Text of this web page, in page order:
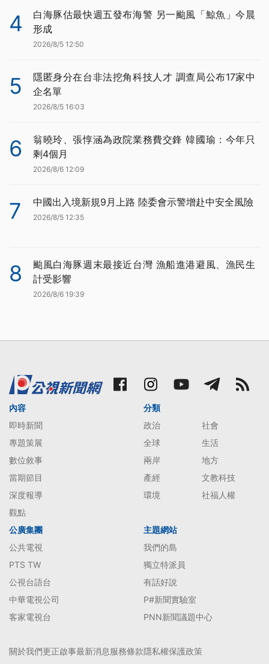
4
白海豚估最快週五發布海警 另一颱風「鯨魚」今晨
形成
2026/8/5 12:50
5
隱匿身分在台非法挖角科技人才 調查局公布17家中
企名單
2026/8/5 16:03
6
翁曉玲、張惇涵為政院業務費交鋒 韓國瑜：今年只
剩4個月
2026/8/6 12:09
7 中國出入境新規9月上路 陸委會示警增赴中安全風險
2026/8/5 12:35
8
颱風白海豚週末最接近台灣 漁船進港避風、漁民生
計受影響
2026/8/6 19:39
內容
即時新聞
專題策展
數位敘事
當期節目
深度報導
觀點
分類
政治
社會
全球
生活
兩岸
地方
產經
文教科技
環境
社福人權
公廣集團
公共電視
PTS TW
公視台語台
中華電視公司
客家電視台
主題網站
我們的島
獨立特派員
有話好說
P#新聞實驗室
PNN新聞議題中心
關於我們更正啟事最新消息服務條款隱私權保護政策